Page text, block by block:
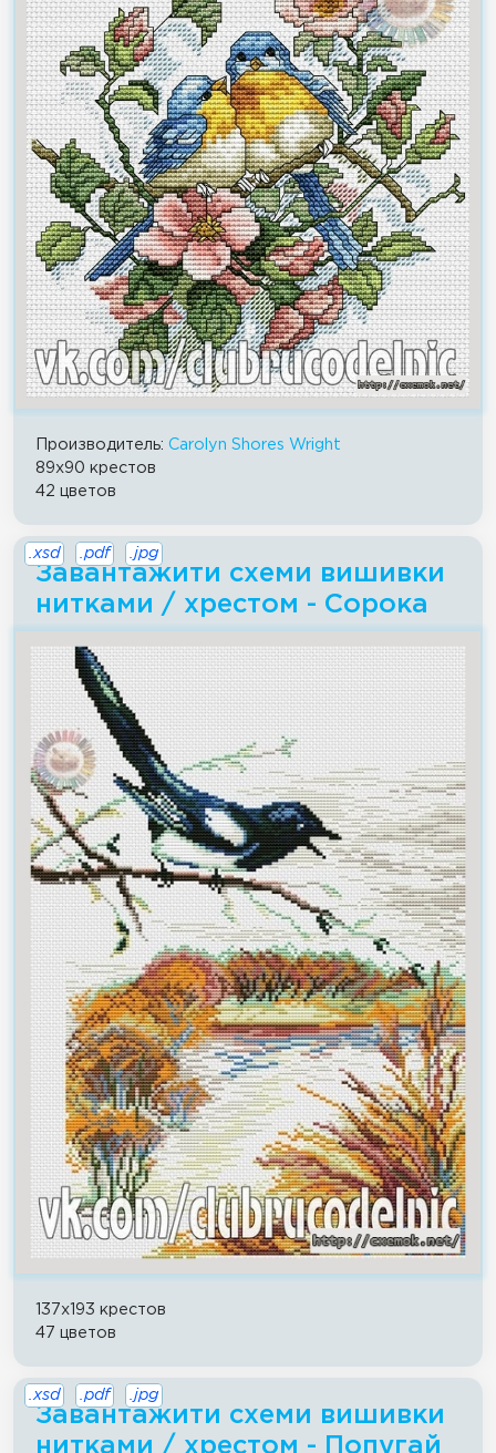
Производитель: Carolyn Shores Wright
89x90 крестов
42 цветов
Завантажити схеми вишивки
нитками / хрестом - Сорока
.xsd .pdf .jpg
137x193 крестов
47 цветов
Завантажити схеми вишивки
нитками / хрестом - Попугай
.xsd .pdf .jpg